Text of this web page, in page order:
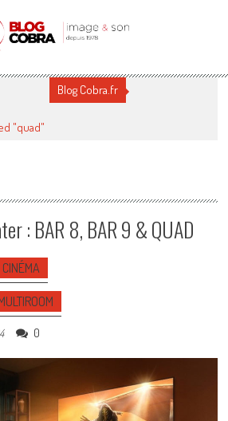
Blog Cobra.fr
"quad"
: BAR 8, BAR 9 & QUAD
0